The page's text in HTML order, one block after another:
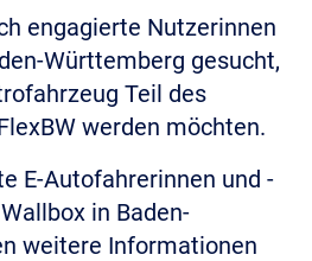
engagierte Nutzerinnen
Württemberg gesucht,
Teil des
werden möchten.
E-Autofahrerinnen und -
in Baden-
weitere Informationen